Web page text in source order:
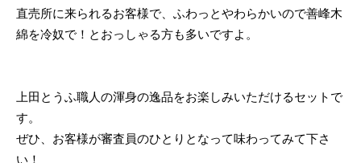
直売所に来られるお客様で、ふわっとやわらかいので善峰木
綿を冷奴で！とおっしゃる方も多いですよ。
上田とうふ職人の渾身の逸品をお楽しみいただけるセットで
す。
ぜひ、お客様が審査員のひとりとなって味わってみて下さ
い！